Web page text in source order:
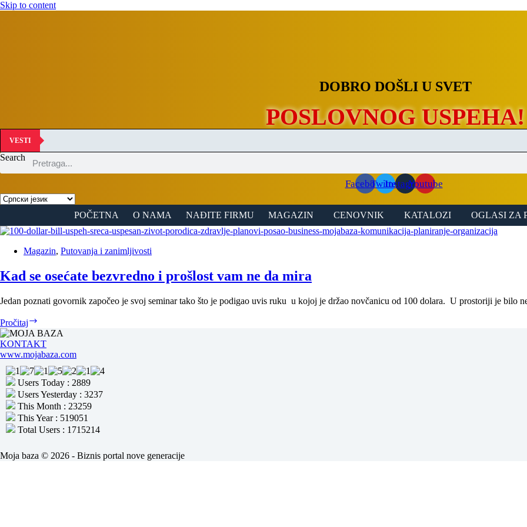
Skip to content
DOBRO DOŠLI U SVET
POSLOVNOG USPEHA!
VESTI
Search
FacebookTwitterInstagramYoutube
POČETNA O NAMA NAĐITE FIRMU MAGAZIN CENOVNIK KATALOZI OGLASI ZA
Magazin, Putovanja i zanimljivosti
Kad se osećate bezvredno i prošlost vam ne da mira
Jedan poznati govornik započeo je svoj seminar tako što je podigao uvis ruku u kojoj je držao novčanicu od 100 dolara. U prostoriji je bilo
Pročitaj
se
osećate
bezvredno
prošlost
vam
ne
da
mira
KONTAKT
www.mojabaza.com
Users Today : 2889
Users Yesterday : 3237
This Month : 23259
This Year : 519051
Total Users : 1715214
Moja baza © 2026 - Biznis portal nove generacije